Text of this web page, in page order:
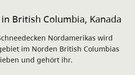
British Columbia, Kanada
Nordamerikas wird
im Norden British Columbias
und gehört ihr.